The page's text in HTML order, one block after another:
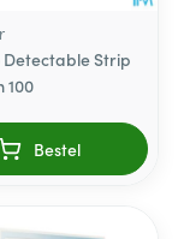
Detectable Strip
100
Bestel